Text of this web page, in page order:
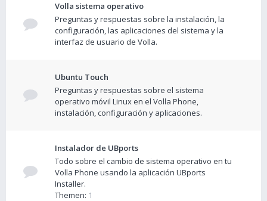
Volla sistema operativo
Preguntas y respuestas sobre la instalación, la
configuración, las aplicaciones del sistema y la
interfaz de usuario de Volla.
Ubuntu Touch
Preguntas y respuestas sobre el sistema
operativo móvil Linux en el Volla Phone,
instalación, configuración y aplicaciones.
Instalador de UBports
Todo sobre el cambio de sistema operativo en tu
Volla Phone usando la aplicación UBports
Installer.
Themen: 1